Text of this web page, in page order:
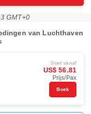
GMT+0
van Luchthaven
Start vanaf
US$ 56.81
Prijs/Pax
Boek